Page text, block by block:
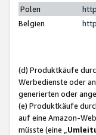
Polen
Belgien
(d) Produktkäufe
Werbedienste oder
generierten oder
(e) Produktkäufe
auf eine Amazon-
müsste (eine „